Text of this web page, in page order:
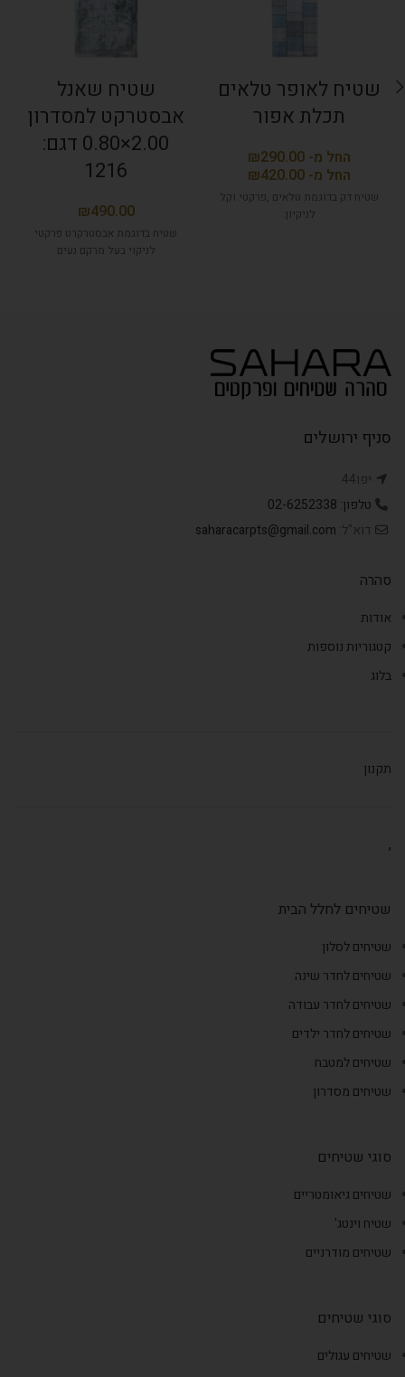
שטיח לאופר טלאים
תכלת אפור
₪
₪
שטיח דק בדוגמת טלאים ,פרקטי וקל
לניקיון.
שטיח שאנל
אבסטרקט למסדרון
2.00×0.80 דגם:
1216
₪
שטיח בדוגמת אבסטרקרט פרקטי
לניקוי בעל מרקם נעים
סניף ירושלים
יפו44
טלפון: 02-6252338
דוא"ל: saharacarpts@gmail.com
סהרה
אודות
קטגוריות נוספות
בלוג
תקנון
,
שטיחים לחלל הבית
שטיחים לסלון
שטיחים לחדר שינה
שטיחים לחדר עבודה
שטיחים לחדר ילדים
שטיחים למטבח
שטיחים מסדרון
סוגי שטיחים
שטיחים גיאומטריים
שטיח וינטג'
שטיחים מודרניים
סוגי שטיחים
שטיחים עגולים